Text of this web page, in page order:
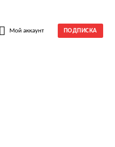
Мой аккаунт ПОДПИСКА